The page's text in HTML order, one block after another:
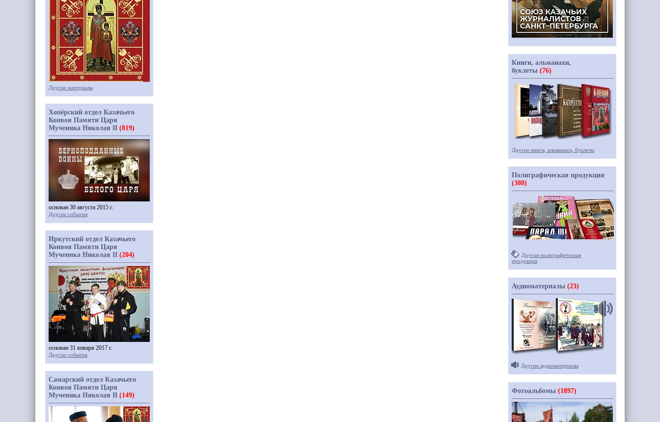
Другие материалы
Хопёрский отдел Казачьего
Конвоя Памяти Царя
Мученика Николая II (819)
основан 30 августа 2015 г.
Другие события
Иркутский отдел Казачьего
Конвоя Памяти Царя
Мученика Николая II (204)
основан 31 января 2017 г.
Другие события
Самарский отдел Казачьего
Конвоя Памяти Царя
Мученика Николая II (149)
Книги, альманахи,
буклеты (76)
Другие книги, альманахи, буклеты
Полиграфическая продукция
(380)
Другая полиграфическая
продукция
Аудиоматериалы (23)
Другие аудиоматериалы
Фотоальбомы (1897)